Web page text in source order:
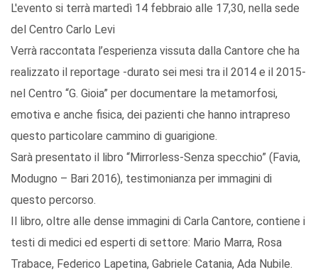
L'evento si terrà martedì 14 febbraio alle 17,30, nella sede
del Centro Carlo Levi
Verrà raccontata l’esperienza vissuta dalla Cantore che ha
realizzato il reportage -durato sei mesi tra il 2014 e il 2015-
nel Centro “G. Gioia” per documentare la metamorfosi,
emotiva e anche fisica, dei pazienti che hanno intrapreso
questo particolare cammino di guarigione.
Sarà presentato il libro “Mirrorless-Senza specchio” (Favia,
Modugno – Bari 2016), testimonianza per immagini di
questo percorso.
Il libro, oltre alle dense immagini di Carla Cantore, contiene i
testi di medici ed esperti di settore: Mario Marra, Rosa
Trabace, Federico Lapetina, Gabriele Catania, Ada Nubile.